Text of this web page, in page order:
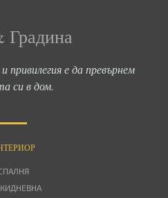
е да превърнем
си в дом.